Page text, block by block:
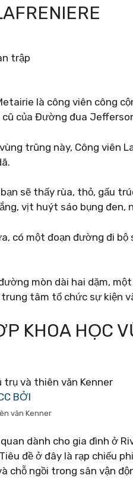
trập
là công viên công
cũ của Đường đua
trũng này, Công viên
sẽ thấy rùa, thỏ, gấu
vịt huýt sáo bụng đen,
có một đoạn đường đi bộ
mòn dài hai dặm,
tâm tổ chức sự kiện
KHOA HỌC
BỞI
văn Kenner
dành cho gia đình ở
đề ở đây là rạp chiếu
chỗ ngồi trong sân vận